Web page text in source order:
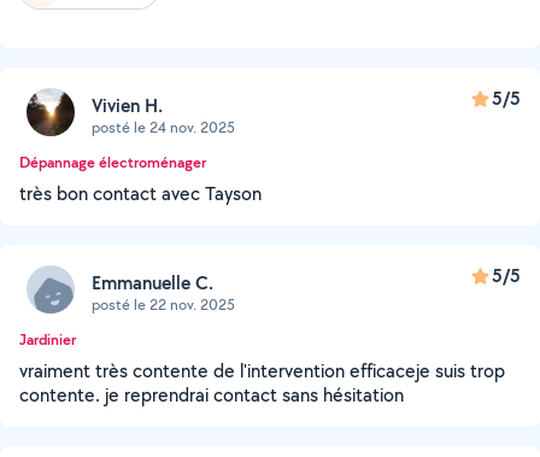
Vivien H.
posté le 24 nov. 2025
5/5
Dépannage électroménager
très bon contact avec Tayson
Emmanuelle C.
posté le 22 nov. 2025
5/5
Jardinier
vraiment très contente de l'intervention efficaceje suis trop
contente. je reprendrai contact sans hésitation